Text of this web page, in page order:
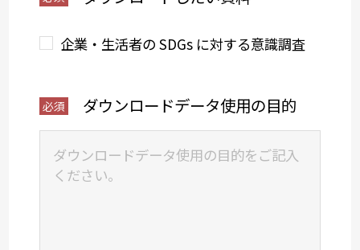
企業・生活者の SDGs に対する意識調査
ダウンロードデータ使用の目的